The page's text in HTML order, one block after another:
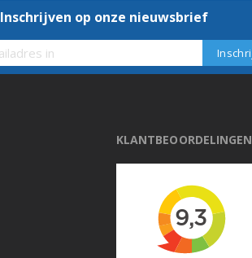
Inschrijven op onze nieuwsbrief
KLANTBEOORDELINGEN